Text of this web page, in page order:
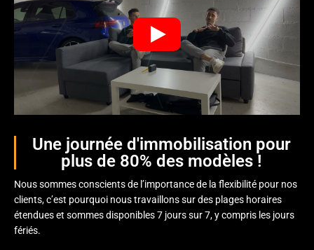
Une journée d'immobilisation pour
plus de 80% des modèles !
Nous sommes conscients de l’importance de la flexibilité pour nos
clients, c’est pourquoi nous travaillons sur des plages horaires
étendues et sommes disponibles 7 jours sur 7, y compris les jours
fériés.